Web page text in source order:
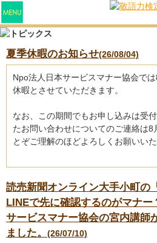
夏季休暇のお知らせ(26/08/04)
Npo法人日本サービスマナー協会で
休暇とさせていただきます。
なお、この期間でもお申し込みは受
たお問い合わせについてのご連絡は
とぞご理解のほどよろしくお願いいた
読売新聞オンライン大手小町の
LINEで先に確認するのがマナ
サービスマナー協会の宮内講師
ました。 (26/07/10)